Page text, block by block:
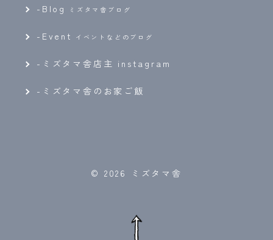
- Blog ミズタマ舎ブログ
- Event イベントなどのブログ
-ミズタマ舎店主 instagram
-ミズタマ舎のお家ご飯
© 2026 ミズタマ舎